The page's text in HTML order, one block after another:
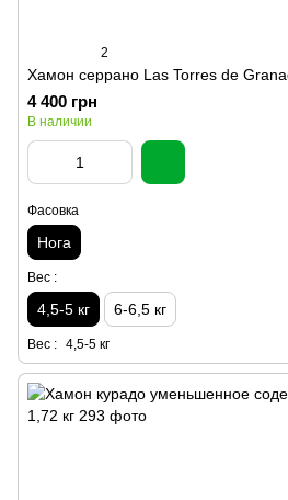
2
Хамон серрано Las Torres de
4 400 грн
В наличии
Фасовка
Нога
Вес :
4,5-5 кг 6-6,5 кг
Вес : 4,5-5 кг